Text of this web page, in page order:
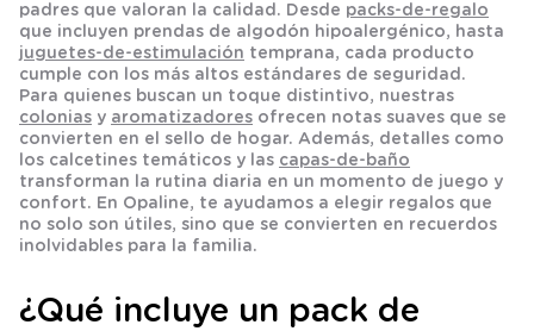
padres que valoran la calidad. Desde packs-de-regalo
que incluyen prendas de algodón hipoalergénico, hasta
juguetes-de-estimulación temprana, cada producto
cumple con los más altos estándares de seguridad.
Para quienes buscan un toque distintivo, nuestras
colonias y aromatizadores ofrecen notas suaves que se
convierten en el sello de hogar. Además, detalles como
los calcetines temáticos y las capas-de-baño
transforman la rutina diaria en un momento de juego y
confort. En Opaline, te ayudamos a elegir regalos que
no solo son útiles, sino que se convierten en recuerdos
inolvidables para la familia.
¿Qué incluye un pack de